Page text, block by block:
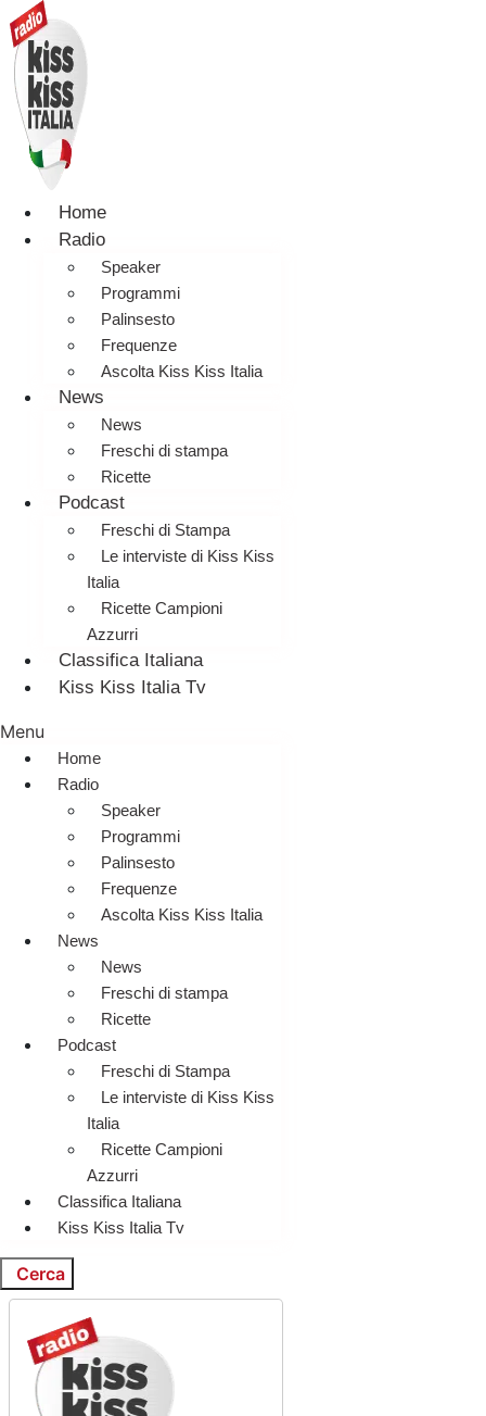
Home
Radio
Speaker
Programmi
Palinsesto
Frequenze
Ascolta Kiss Kiss Italia
News
News
Freschi di stampa
Ricette
Podcast
Freschi di Stampa
Le interviste di Kiss Kiss
Italia
Ricette Campioni
Azzurri
Classifica Italiana
Kiss Kiss Italia Tv
Menu
Home
Radio
Speaker
Programmi
Palinsesto
Frequenze
Ascolta Kiss Kiss Italia
News
News
Freschi di stampa
Ricette
Podcast
Freschi di Stampa
Le interviste di Kiss Kiss
Italia
Ricette Campioni
Azzurri
Classifica Italiana
Kiss Kiss Italia Tv
Cerca